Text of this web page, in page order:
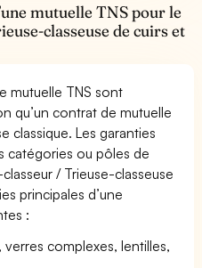
mutuelle TNS pour le
classeuse de cuirs et
mutuelle TNS sont
qu’un contrat de mutuelle
classique. Les garanties
catégories ou pôles de
/ Trieuse-classeuse
principales d’une
:
complexes, lentilles,